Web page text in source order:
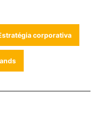
corporativa